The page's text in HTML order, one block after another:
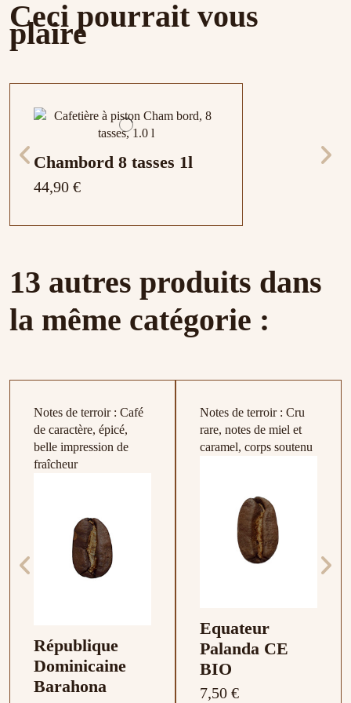
Ceci pourrait vous
plaire
Chambord 8 tasses 1l
44,90 €
13 autres produits dans
la même catégorie :
Notes de terroir : Café
de caractère, épicé,
belle impression de
fraîcheur
République
Dominicaine
Barahona
Notes de terroir : Cru
rare, notes de miel et
caramel, corps soutenu
Equateur
Palanda CE
BIO
7,50 €